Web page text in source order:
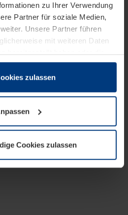
zu Ihrer Verwendung
Partner für soziale Medien,
Unsere Partner führen
mit weiteren Daten
bereitgestellt haben oder die
der Dienste gesammelt
dieser Seite unbedingt
Cookie-Typen benötigen
können Sie jederzeit
unserer Website ändern oder
zulassen
Cookies zulassen